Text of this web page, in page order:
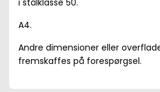
i stålklasse 50.
A4.
Andre dimensioner eller
fremskaffes på forespørgsel.